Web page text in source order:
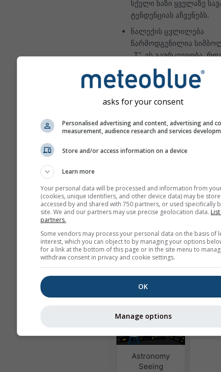
სქელი ხაზი ყველაზე
ტენდენციას აჩვენებს.
ნალექის ცვლილება
წარმოდგენილია
„T“. ეს გაურკვევობა,
წესი, პროგნოზის
მატებასთან ერთად
„ensemble“ მოდელებით.
პროგნოზის
პროგნოზირებადობის
მრავალი მოდელის
მეტი ამინდის მონაცემი
პროგნოზი
Astronomy
Seeing
asks for your consent
Personalised advertising and content, advertising and
measurement, audience research and services
Store and/or access information on a device
Learn more
Your personal data will be processed and information from
(cookies, unique identifiers, and other device data) may be
accessed by and shared with 750 partners, or used specifically
site. We and our partners may use precise geolocation data.
partners.
Some vendors may process your personal data on the basis of
interest, which you can object to by managing your options
for a link at the bottom of this page or in the site menu to
withdraw consent in privacy and cookie settings.
OK
Manage options